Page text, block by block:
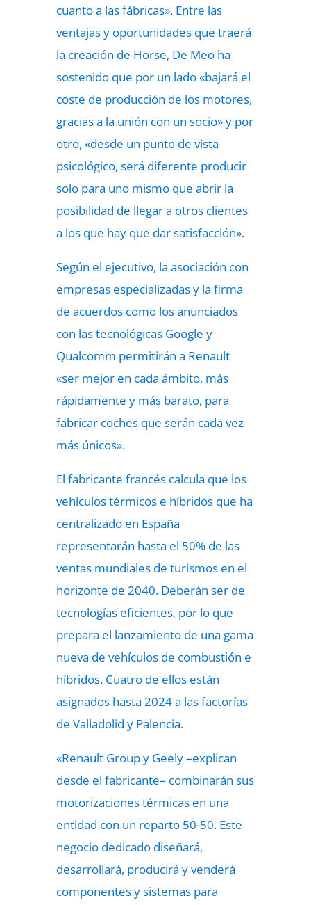
cuanto a las fábricas». Entre las
ventajas y oportunidades que traerá
la creación de Horse, De Meo ha
sostenido que por un lado «bajará el
coste de producción de los motores,
gracias a la unión con un socio» y por
otro, «desde un punto de vista
psicológico, será diferente producir
solo para uno mismo que abrir la
posibilidad de llegar a otros clientes
a los que hay que dar satisfacción».
Según el ejecutivo, la asociación con
empresas especializadas y la firma
de acuerdos como los anunciados
con las tecnológicas Google y
Qualcomm permitirán a Renault
«ser mejor en cada ámbito, más
rápidamente y más barato, para
fabricar coches que serán cada vez
más únicos».
El fabricante francés calcula que los
vehículos térmicos e híbridos que ha
centralizado en España
representarán hasta el 50% de las
ventas mundiales de turismos en el
horizonte de 2040. Deberán ser de
tecnologías eficientes, por lo que
prepara el lanzamiento de una gama
nueva de vehículos de combustión e
híbridos. Cuatro de ellos están
asignados hasta 2024 a las factorías
de Valladolid y Palencia.
«Renault Group y Geely –explican
desde el fabricante– combinarán sus
motorizaciones térmicas en una
entidad con un reparto 50-50. Este
negocio dedicado diseñará,
desarrollará, producirá y venderá
componentes y sistemas para